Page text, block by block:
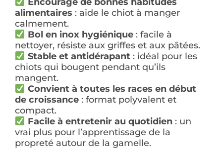
alimentaires : aide le chiot à manger
calmement.
Bol en inox hygiénique: facile à
nettoyer, résiste aux griffes et aux pâtées.
Stable et antidérapant: idéal pour les
chiots qui bougent pendant qu’ils
mangent.
Convient à toutes les races en début
de croissance : format polyvalent et
compact.
Facile à entretenir au quotidien: un
vrai plus pour l’apprentissage de la
propreté autour de la gamelle.